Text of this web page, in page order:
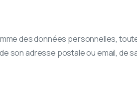
des données personnelles,
son adresse postale ou email, de